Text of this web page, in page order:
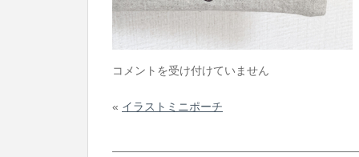
イ
ス
ミ
コメントを受け付けていません
« イラストミニポーチ